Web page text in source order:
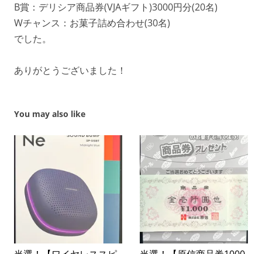
B賞：デリシア商品券(VJAギフト)3000円分(20名)
Wチャンス：お菓子詰め合わせ(30名)
でした。
ありがとうございました！
You may also like